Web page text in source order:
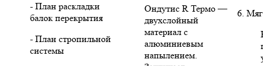
- План раскладки
балок перекрытия
- План стропильной
системы
Ондутис R Термо —
двухслойный
материал с
алюминиевым
напылением.
6.